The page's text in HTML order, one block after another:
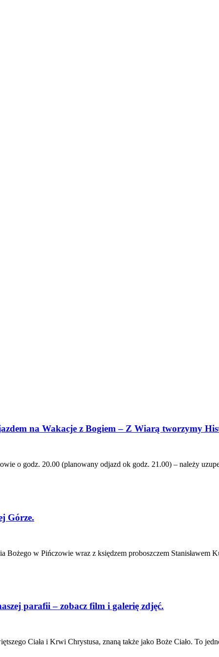
na Wakacje z Bogiem – Z Wiarą tworzymy
o godz. 20.00 (planowany odjazd ok godz. 21.00) – należy
Górze.
w Pińczowie wraz z księdzem proboszczem Stanisławem
parafii – zobacz film i galerię zdjęć.
Ciała i Krwi Chrystusa, znaną także jako Boże Ciało. To